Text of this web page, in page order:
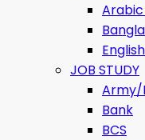
JOB STUDY
Army/
Bank
BCS